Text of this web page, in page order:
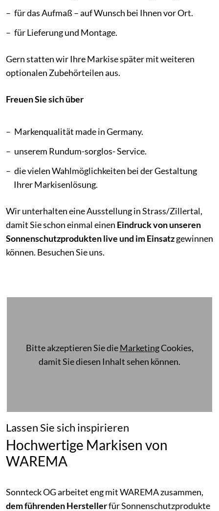
für das Aufmaß – auf Wunsch bei Ihnen vor Ort.
für Lieferung und Montage.
Gern statten wir Ihre Markise später mit weiteren
optionalen Zubehörteilen aus.
Freuen Sie sich über
Markenqualität made in Germany.
unserem Rundum-sorglos- Service.
die vielen Wahlmöglichkeiten bei der Gestaltung
Ihrer Markisenlösung.
Wir unterhalten eine Ausstellung in Strass/Zillertal,
damit Sie schon einmal einen Eindruck von unseren
Sonnenschutzprodukten live und im Einsatzgewinnen
können. Besuchen Sie uns.
Bitte akzeptieren Sie dieMarketingCookies,
damit Sie diesen Inhalt sehen können.
Lassen Sie sich inspirieren
Hochwertige Markisen von
WAREMA
Sonnteck OG arbeitet eng mit WAREMA zusammen,
dem führenden Herstellerfür Sonnenschutzprodukte